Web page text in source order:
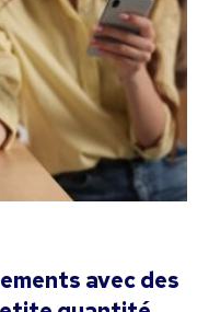
avec des